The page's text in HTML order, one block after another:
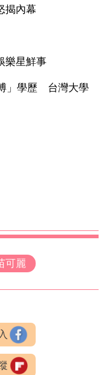
揭內幕
樂星鮮事
」學歷 台灣大學
可麗